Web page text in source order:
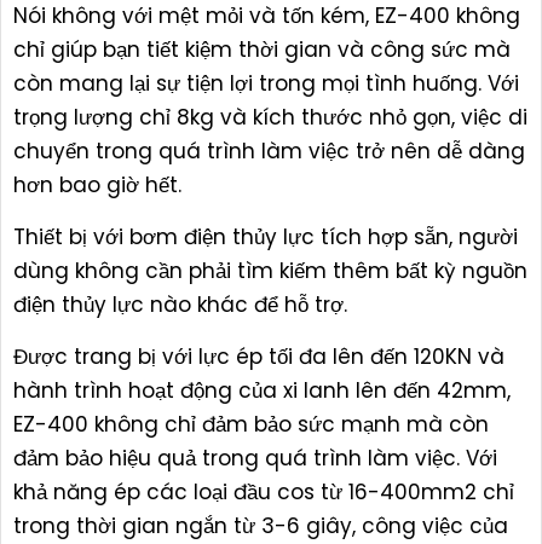
Nói không với mệt mỏi và tốn kém, EZ-400 không
chỉ giúp bạn tiết kiệm thời gian và công sức mà
còn mang lại sự tiện lợi trong mọi tình huống. Với
trọng lượng chỉ 8kg và kích thước nhỏ gọn, việc di
chuyển trong quá trình làm việc trở nên dễ dàng
hơn bao giờ hết.
Thiết bị với bơm điện thủy lực tích hợp sẵn, người
dùng không cần phải tìm kiếm thêm bất kỳ nguồn
điện thủy lực nào khác để hỗ trợ.
Được trang bị với lực ép tối đa lên đến 120KN và
hành trình hoạt động của xi lanh lên đến 42mm,
EZ-400 không chỉ đảm bảo sức mạnh mà còn
đảm bảo hiệu quả trong quá trình làm việc. Với
khả năng ép các loại đầu cos từ 16-400mm2 chỉ
trong thời gian ngắn từ 3-6 giây, công việc của